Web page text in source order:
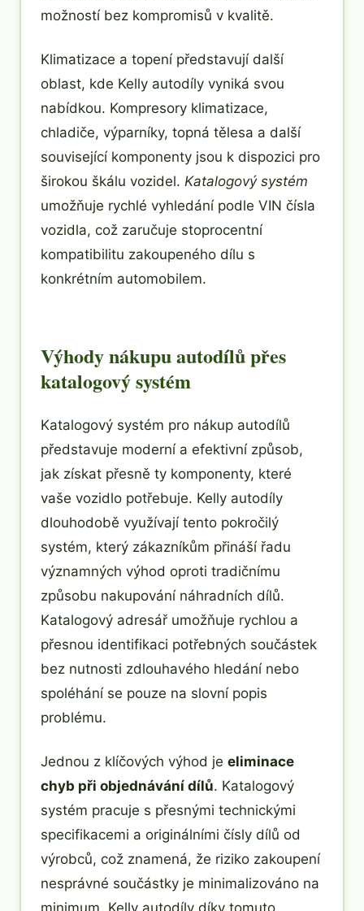
možností bez kompromisů v kvalitě.
Klimatizace a topení představují další
oblast, kde Kelly autodíly vyniká svou
nabídkou. Kompresory klimatizace,
chladiče, výparníky, topná tělesa a další
související komponenty jsou k dispozici pro
širokou škálu vozidel. Katalogový systém
umožňuje rychlé vyhledání podle VIN čísla
vozidla, což zaručuje stoprocentní
kompatibilitu zakoupeného dílu s
konkrétním automobilem.
Výhody nákupu autodílů přes
katalogový systém
Katalogový systém pro nákup autodílů
představuje moderní a efektivní způsob,
jak získat přesně ty komponenty, které
vaše vozidlo potřebuje. Kelly autodíly
dlouhodobě využívají tento pokročilý
systém, který zákazníkům přináší řadu
významných výhod oproti tradičnímu
způsobu nakupování náhradních dílů.
Katalogový adresář umožňuje rychlou a
přesnou identifikaci potřebných součástek
bez nutnosti zdlouhavého hledání nebo
spoléhání se pouze na slovní popis
problému.
Jednou z klíčových výhod je eliminace
chyb při objednávání dílů. Katalogový
systém pracuje s přesnými technickými
specifikacemi a originálními čísly dílů od
výrobců, což znamená, že riziko zakoupení
nesprávné součástky je minimalizováno na
minimum. Kelly autodíly díky tomuto